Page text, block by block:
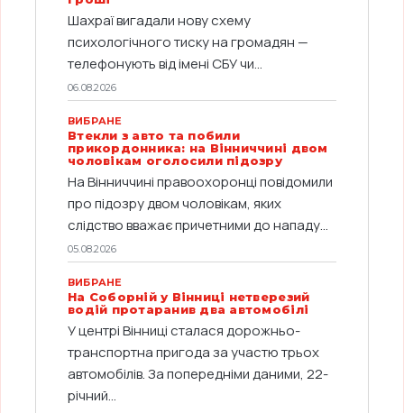
Шахраї вигадали нову схему
психологічного тиску на громадян —
телефонують від імені СБУ чи...
06.08.2026
ВИБРАНЕ
Втекли з авто та побили
прикордонника: на Вінниччині двом
чоловікам оголосили підозру
На Вінниччині правоохоронці повідомили
про підозру двом чоловікам, яких
слідство вважає причетними до нападу...
05.08.2026
ВИБРАНЕ
На Соборній у Вінниці нетверезий
водій протаранив два автомобілі
У центрі Вінниці сталася дорожньо-
транспортна пригода за участю трьох
автомобілів. За попередніми даними, 22-
річний...